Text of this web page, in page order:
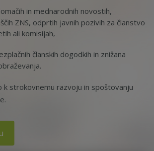
in mednarodnih novostih,
ZNS, odprtih javnih pozivih za članstvo
ali komisijah,
članskih dogodkih in znižana
k strokovnemu razvoju in spoštovanju